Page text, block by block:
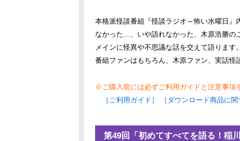
本格派怪談番組『怪談ラジオ～怖い水曜日
なかった…、いや語れなかった、木原浩勝の
メインに怪異や不思議な話を交えて語ります。
番組ファンはもちろん、木原ファン、実話怪
※ご購入前には必ずご利用ガイドと注意事項
［ご利用ガイド］
［ダウンロード商品に関
第49回「初めてすべてを語る！稲